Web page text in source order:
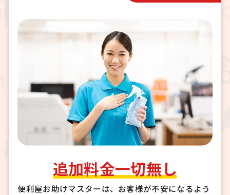
追加料金一切無し
便利屋お助けマスターは、お客様が不安になるよう